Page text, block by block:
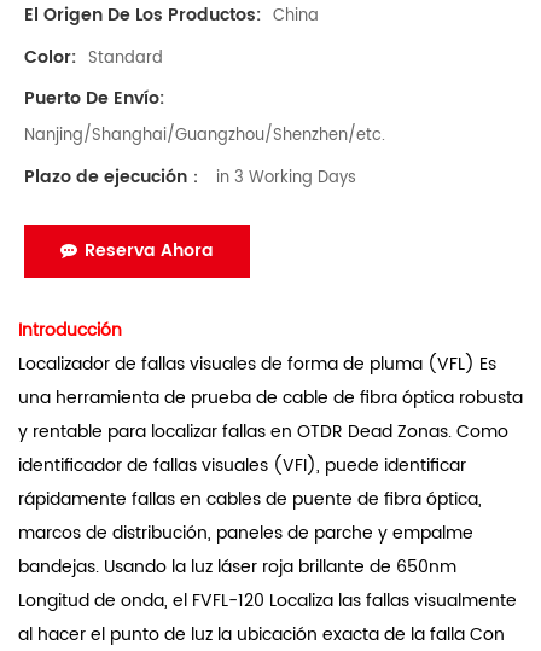
El Origen De Los Productos: China
Color: Standard
Puerto De Envío:
Nanjing/Shanghai/Guangzhou/Shenzhen/etc.
Plazo de ejecución： in 3 Working Days
Reserva Ahora
Introducción
Localizador de fallas visuales de forma de pluma (VFL) Es
una herramienta de prueba de cable de fibra óptica robusta
y rentable para localizar fallas en OTDR Dead Zonas. Como
identificador de fallas visuales (VFI), puede identificar
rápidamente fallas en cables de puente de fibra óptica,
marcos de distribución, paneles de parche y empalme
bandejas. Usando la luz láser roja brillante de 650nm
Longitud de onda, el FVFL-120 Localiza las fallas visualmente
al hacer el punto de luz la ubicación exacta de la falla Con